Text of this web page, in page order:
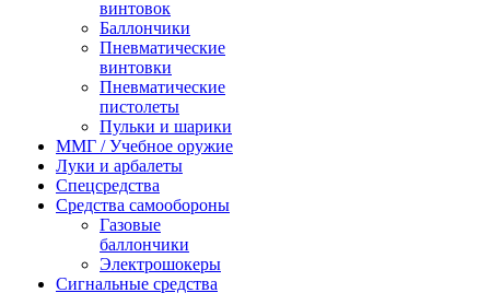
винтовок
Баллончики
Пневматические
винтовки
Пневматические
пистолеты
Пульки и шарики
ММГ / Учебное оружие
Луки и арбалеты
Спецсредства
Средства самообороны
Газовые
баллончики
Электрошокеры
Сигнальные средства